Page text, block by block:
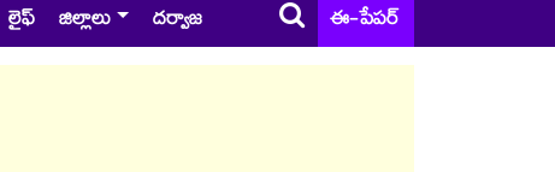
లైఫ్ జిల్లాలు దర్వాజ ఈ-పేపర్